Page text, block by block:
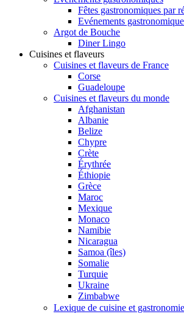
Fêtes gastronomiques par
Evénements
Argot de Bouche
Diner Lingo
Cuisines et flaveurs
Cuisines et flaveurs de France
Corse
Guadeloupe
Cuisines et flaveurs du monde
Afghanistan
Albanie
Belize
Chypre
Crète
Érythrée
Éthiopie
Grèce
Maroc
Mexique
Monaco
Namibie
Nicaragua
Samoa (îles)
Somalie
Turquie
Ukraine
Zimbabwe
Lexique de cuisine et